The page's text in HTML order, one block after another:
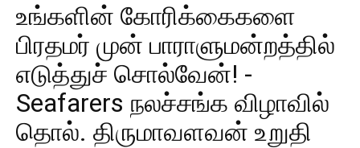
உங்களின் கோரிக்கைகளை
பிரதமர் முன் பாராளுமன்றத்தில்
எடுத்துச் சொல்வேன்! -
Seafarers நலச்சங்க விழாவில்
தொல். திருமாவளவன் உறுதி